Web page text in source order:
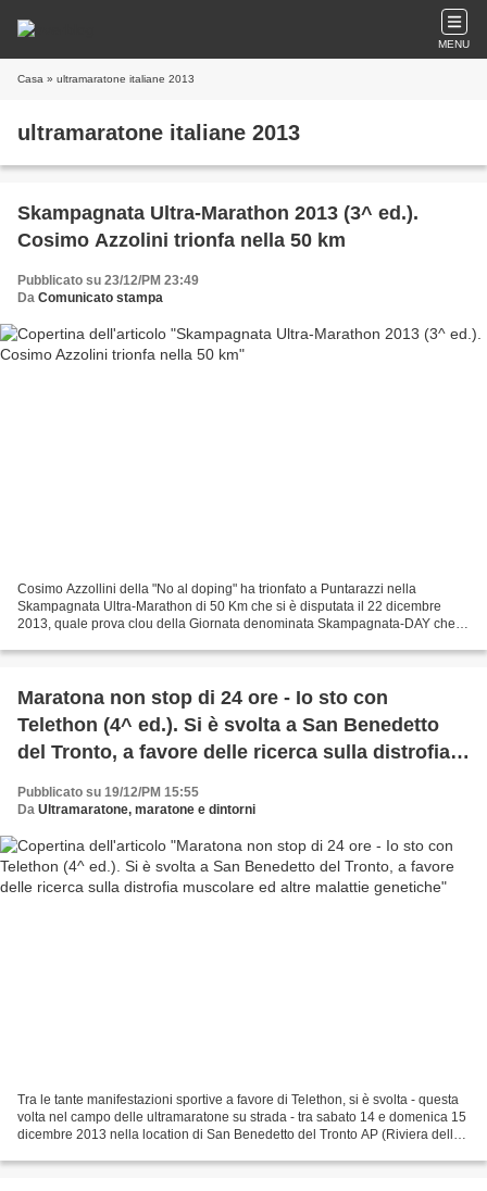
MENU
Casa » ultramaratone italiane 2013
ultramaratone italiane 2013
Skampagnata Ultra-Marathon 2013 (3^ ed.).
Cosimo Azzolini trionfa nella 50 km
Pubblicato su 23/12/PM 23:49
Da Comunicato stampa
Cosimo Azzollini della "No al doping" ha trionfato a Puntarazzi nella
Skampagnata Ultra-Marathon di 50 Km che si è disputata il 22 dicembre
2013, quale prova clou della Giornata denominata Skampagnata-DAY che
Maratona non stop di 24 ore - Io sto con
Telethon (4^ ed.). Si è svolta a San Benedetto
del Tronto, a favore delle ricerca sulla distrofia
Pubblicato su 19/12/PM 15:55
Da Ultramaratone, maratone e dintorni
Tra le tante manifestazioni sportive a favore di Telethon, si è svolta - questa
volta nel campo delle ultramaratone su strada - tra sabato 14 e domenica 15
dicembre 2013 nella location di San Benedetto del Tronto AP (Riviera delle